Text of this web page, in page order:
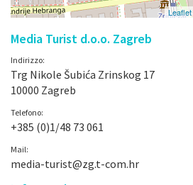
Leaflet
Media Turist d.o.o. Zagreb
Indirizzo:
Trg Nikole Šubića Zrinskog 17
10000 Zagreb
Telefono:
+385 (0)1/48 73 061
Mail:
media-turist@zg.t-com.hr